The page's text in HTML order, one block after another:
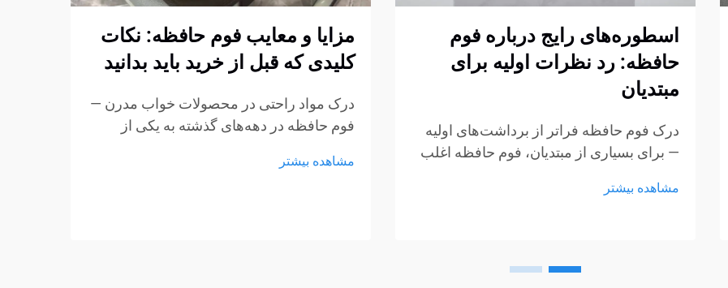
اسطوره‌های رایج درباره فوم
حافظه: رد نظرات اولیه برای
مبتدیان
درک فوم حافظه فراتر از برداشت‌های اولیه
— برای بسیاری از مبتدیان، فوم حافظه اغلب
تبلیغات، گفتگوهای غیررسمی یا تجربیات کوتاه
مشاهده بیشتر
مزایا و معایب فوم حافظه: نکات
کلیدی که قبل از خرید باید بدانید
درک مواد راحتی در محصولات خواب مدرن —
فوم حافظه در دهه‌های گذشته به یکی از
محصولات نشیمن تبدیل شده است.
مشاهده بیشتر